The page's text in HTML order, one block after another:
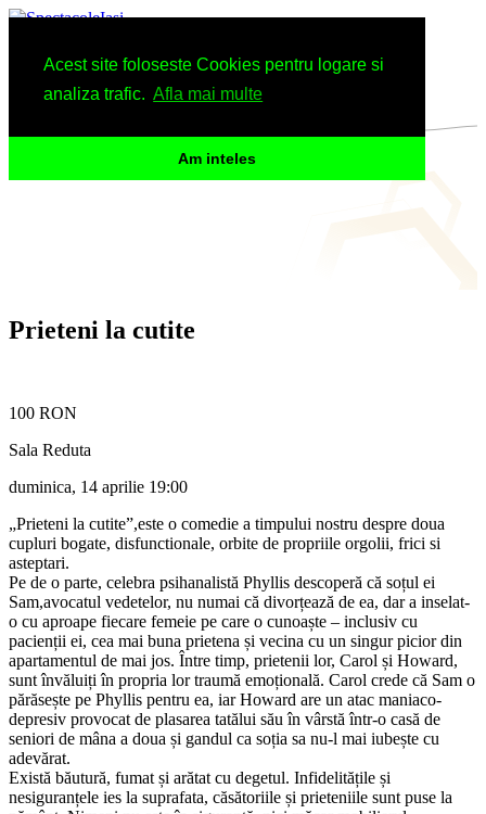
Acest site foloseste Cookies pentru logare si
analiza trafic. Afla mai multe
Am inteles
Spectacole
Arhiva
Informatii
Prieteni la cutite
100 RON
Sala Reduta
duminica, 14 aprilie 19:00
„Prieteni la cutite”,este o comedie a timpului nostru despre doua
cupluri bogate, disfunctionale, orbite de propriile orgolii, frici si
asteptari.
Pe de o parte, celebra psihanalistă Phyllis descoperă că soțul ei
Sam,avocatul vedetelor, nu numai că divorțează de ea, dar a inselat-
o cu aproape fiecare femeie pe care o cunoaște – inclusiv cu
pacienții ei, cea mai buna prietena și vecina cu un singur picior din
apartamentul de mai jos. Între timp, prietenii lor, Carol și Howard,
sunt învăluiți în propria lor traumă emoțională. Carol crede că Sam o
părăsește pe Phyllis pentru ea, iar Howard are un atac maniaco-
depresiv provocat de plasarea tatălui său în vârstă într-o casă de
seniori de mâna a doua și gandul ca soția sa nu-l mai iubește cu
adevărat.
Există băutură, fumat și arătat cu degetul. Infidelitățile și
nesiguranțele ies la suprafata, căsătoriile și prieteniile sunt puse la